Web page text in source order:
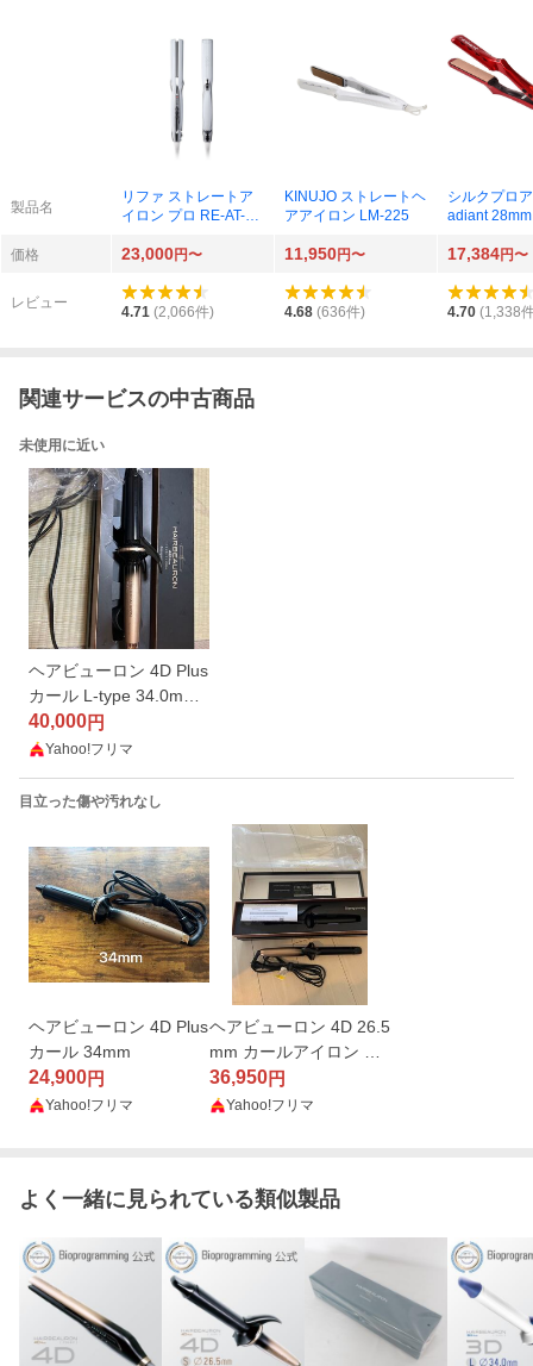
製品名
リファ ストレートア
イロン プロ RE-AT-02
KINUJO ストレートヘ
アアイロン LM-225
シルクプロ
adiant
価格
23,000円〜 11,950円〜 17,384円〜
レビュー
4.71 (2,066件) 4.68 (636件) 4.70 (1,338
関連サービスの中古商品
未使用に近い
ヘアビューロン 4D Plus
カール L-type 34.0mm
HAIRBEAURON
40,000円
Yahoo!フリマ
目立った傷や汚れなし
ヘアビューロン 4D Plus
カール 34mm
24,900円
Yahoo!フリマ
ヘアビューロン 4D 26.5
mm カールアイロン リ
ュミエリーナ コテ
36,950円
Yahoo!フリマ
よく一緒に見られている類似製品